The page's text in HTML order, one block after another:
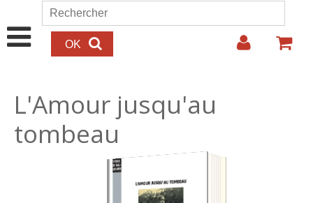
Aller au contenu principal
Formulaire de recherche
Rechercher
L'Amour jusqu'au
tombeau
29.00€